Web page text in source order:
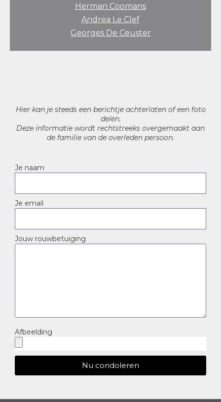
Herman Coomans
Andrea Le Clef
Georges De Ceuster
Hier kan je steeds een berichtje achterlaten of een foto
delen.
Deze informatie wordt rechtstreeks overgemaakt aan
de familie van de overleden persoon.
Je naam
Je email
Jouw rouwbetuiging
Afbeelding
Nu condoleren